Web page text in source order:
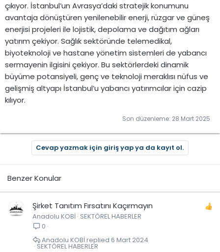
çıkıyor. İstanbul’un Avrasya’daki stratejik konumunu
avantaja dönüştüren yenilenebilir enerji, rüzgar ve güneş
enerjisi projeleri ile lojistik, depolama ve dağıtım ağları
yatırım çekiyor. Sağlık sektöründe telemedikal,
biyoteknoloji ve hastane yönetim sistemleri de yabancı
sermayenin ilgisini çekiyor. Bu sektörlerdeki dinamik
büyüme potansiyeli, genç ve teknoloji meraklısı nüfus ve
gelişmiş altyapı İstanbul’u yabancı yatırımcılar için cazip
kılıyor.
Son düzenleme: 28 Mart 2025
Cevap yazmak için giriş yap ya da kayıt ol.
Benzer Konular
Şirket Tanıtım Fırsatını Kaçırmayın
Anadolu KOBİ SEKTÖREL HABERLER
0
SEKTÖREL HABERLER
6 Mart 2024
Anadolu KOBİ